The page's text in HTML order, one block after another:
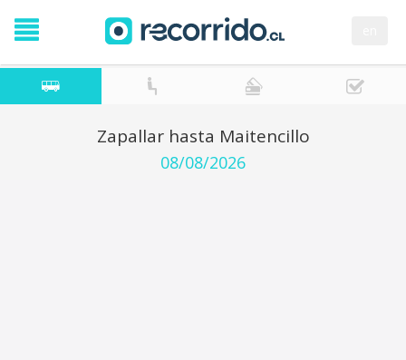
Zapallar hasta Maitencillo
08/08/2026